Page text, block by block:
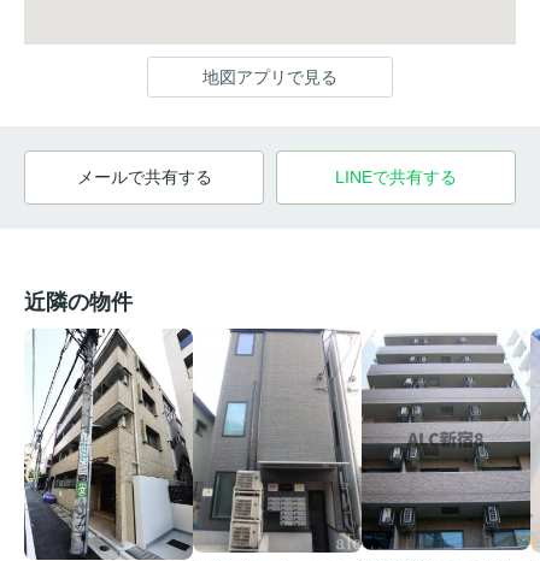
地図アプリで見る
メールで共有する LINEで共有する
近隣の物件